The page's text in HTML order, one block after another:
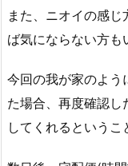
また、ニオイの感
ば気にならない方も
今回の我が家のよう
た場合、再度確認し
してくれるというこ